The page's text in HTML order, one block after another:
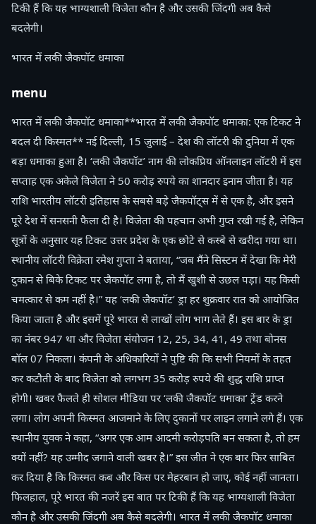
टिकी हैं कि यह भाग्यशाली विजेता कौन है और उसकी जिंदगी अब कैसे
बदलेगी।
भारत में लकी जैकपॉट धमाका
menu
भारत में लकी जैकपॉट धमाका**भारत में लकी जैकपॉट धमाका: एक टिकट ने
बदल दी किस्मत** नई दिल्ली, 15 जुलाई – देश की लॉटरी की दुनिया में एक
बड़ा धमाका हुआ है। ‘लकी जैकपॉट’ नाम की लोकप्रिय ऑनलाइन लॉटरी में इस
सप्ताह एक अकेले विजेता ने 50 करोड़ रुपये का शानदार इनाम जीता है। यह
राशि भारतीय लॉटरी इतिहास के सबसे बड़े जैकपॉट्स में से एक है, और इसने
पूरे देश में सनसनी फैला दी है। विजेता की पहचान अभी गुप्त रखी गई है, लेकिन
सूत्रों के अनुसार यह टिकट उत्तर प्रदेश के एक छोटे से कस्बे से खरीदा गया था।
स्थानीय लॉटरी विक्रेता रमेश गुप्ता ने बताया, “जब मैंने सिस्टम में देखा कि मेरी
दुकान से बिके टिकट पर जैकपॉट लगा है, तो मैं खुशी से उछल पड़ा। यह किसी
चमत्कार से कम नहीं है।” यह ‘लकी जैकपॉट’ ड्रा हर शुक्रवार रात को आयोजित
किया जाता है और इसमें पूरे भारत से लाखों लोग भाग लेते हैं। इस बार के ड्रा
का नंबर 947 था और विजेता संयोजन 12, 25, 34, 41, 49 तथा बोनस
बॉल 07 निकला। कंपनी के अधिकारियों ने पुष्टि की कि सभी नियमों के तहत
कर कटौती के बाद विजेता को लगभग 35 करोड़ रुपये की शुद्ध राशि प्राप्त
होगी। खबर फैलते ही सोशल मीडिया पर ‘लकी जैकपॉट धमाका’ ट्रेंड करने
लगा। लोग अपनी किस्मत आजमाने के लिए दुकानों पर लाइन लगाने लगे हैं। एक
स्थानीय युवक ने कहा, “अगर एक आम आदमी करोड़पति बन सकता है, तो हम
क्यों नहीं? यह उम्मीद जगाने वाली खबर है।” इस जीत ने एक बार फिर साबित
कर दिया है कि किस्मत कब और किस पर मेहरबान हो जाए, कोई नहीं जानता।
फिलहाल, पूरे भारत की नजरें इस बात पर टिकी हैं कि यह भाग्यशाली विजेता
कौन है और उसकी जिंदगी अब कैसे बदलेगी। भारत में लकी जैकपॉट धमाका